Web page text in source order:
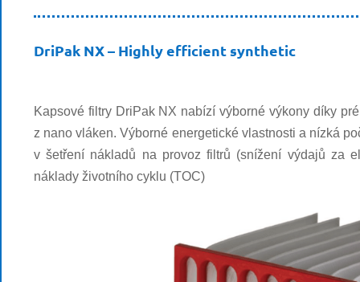
DriPak NX – Highly efficient synthetic
Kapsové filtry DriPak NX nabízí výborné výkony díky
z nano vláken. Výborné energetické vlastnosti a nízká
v šetření nákladů na provoz filtrů (snížení výdajů za
náklady životního cyklu (TOC)